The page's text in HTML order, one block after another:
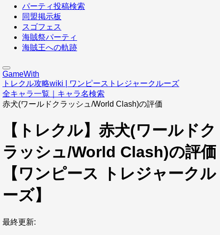
パーティ投稿検索
同盟掲示板
スゴフェス
海賊祭パーティ
海賊王への軌跡
GameWith
トレクル攻略wiki | ワンピーストレジャークルーズ
全キャラ一覧｜キャラ名検索
赤犬(ワールドクラッシュ/World Clash)の評価
【トレクル】赤犬(ワールドク
ラッシュ/World Clash)の評価
【ワンピース トレジャークル
ーズ】
最終更新: